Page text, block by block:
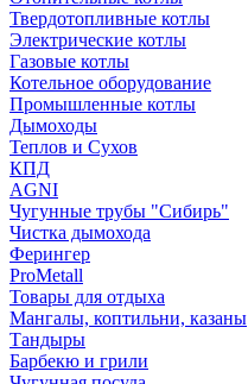
Твердотопливные котлы
Электрические котлы
Газовые котлы
Котельное оборудование
Промышленные котлы
Дымоходы
Теплов и Сухов
КПД
AGNI
Чугунные трубы "Сибирь"
Чистка дымохода
Ферингер
ProMetall
Товары для отдыха
Мангалы, коптильни, казаны
Тандыры
Барбекю и грили